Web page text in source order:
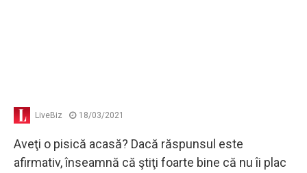
LiveBiz 18/03/2021
Aveţi o pisică acasă? Dacă răspunsul este
afirmativ, înseamnă că ştiţi foarte bine că nu îi plac